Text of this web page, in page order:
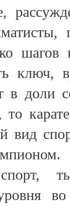
ключ,
в доли
вид